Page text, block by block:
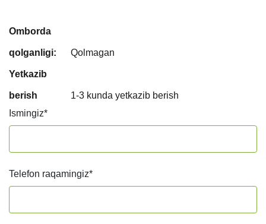
Omborda
qolganligi: Qolmagan
Yetkazib
berish
1-3 kunda yetkazib berish
Ismingiz*
Telefon raqamingiz*